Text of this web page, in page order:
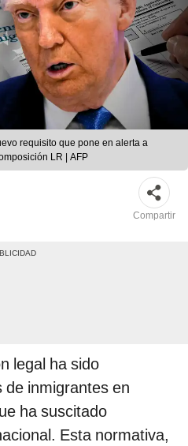
requisito que pone en alerta a
LR | AFP
Compartir
legal ha sido
de inmigrantes en
ha suscitado
Esta normativa,